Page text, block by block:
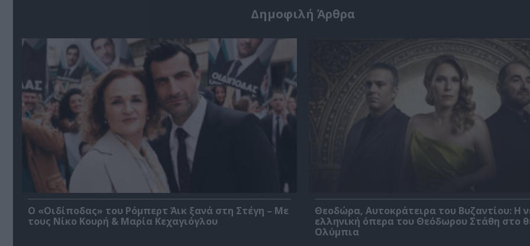
Δημοφιλή Άρθρα
O «Οιδίποδας» του Ρόμπερτ Άικ ξανά στη Στέγη – Με
τους Νίκο Κουρή & Μαρία Κεχαγιόγλου
Θεοδώρα, Αυτοκράτειρα του Βυζαντίου: Η
ελληνική όπερα του Θεόδωρου Στάθη στο
Ολύμπια